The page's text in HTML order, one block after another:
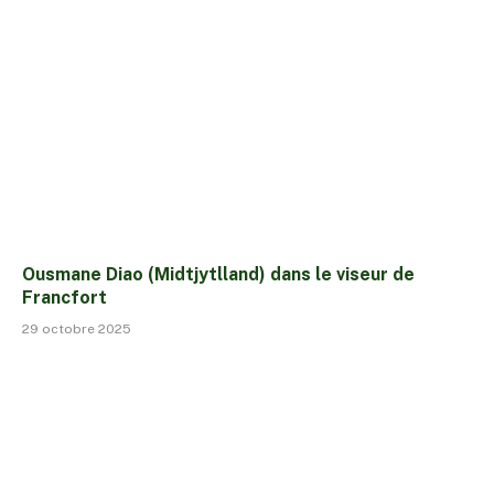
Ousmane Diao (Midtjytlland) dans le viseur de
Francfort
29 octobre 2025